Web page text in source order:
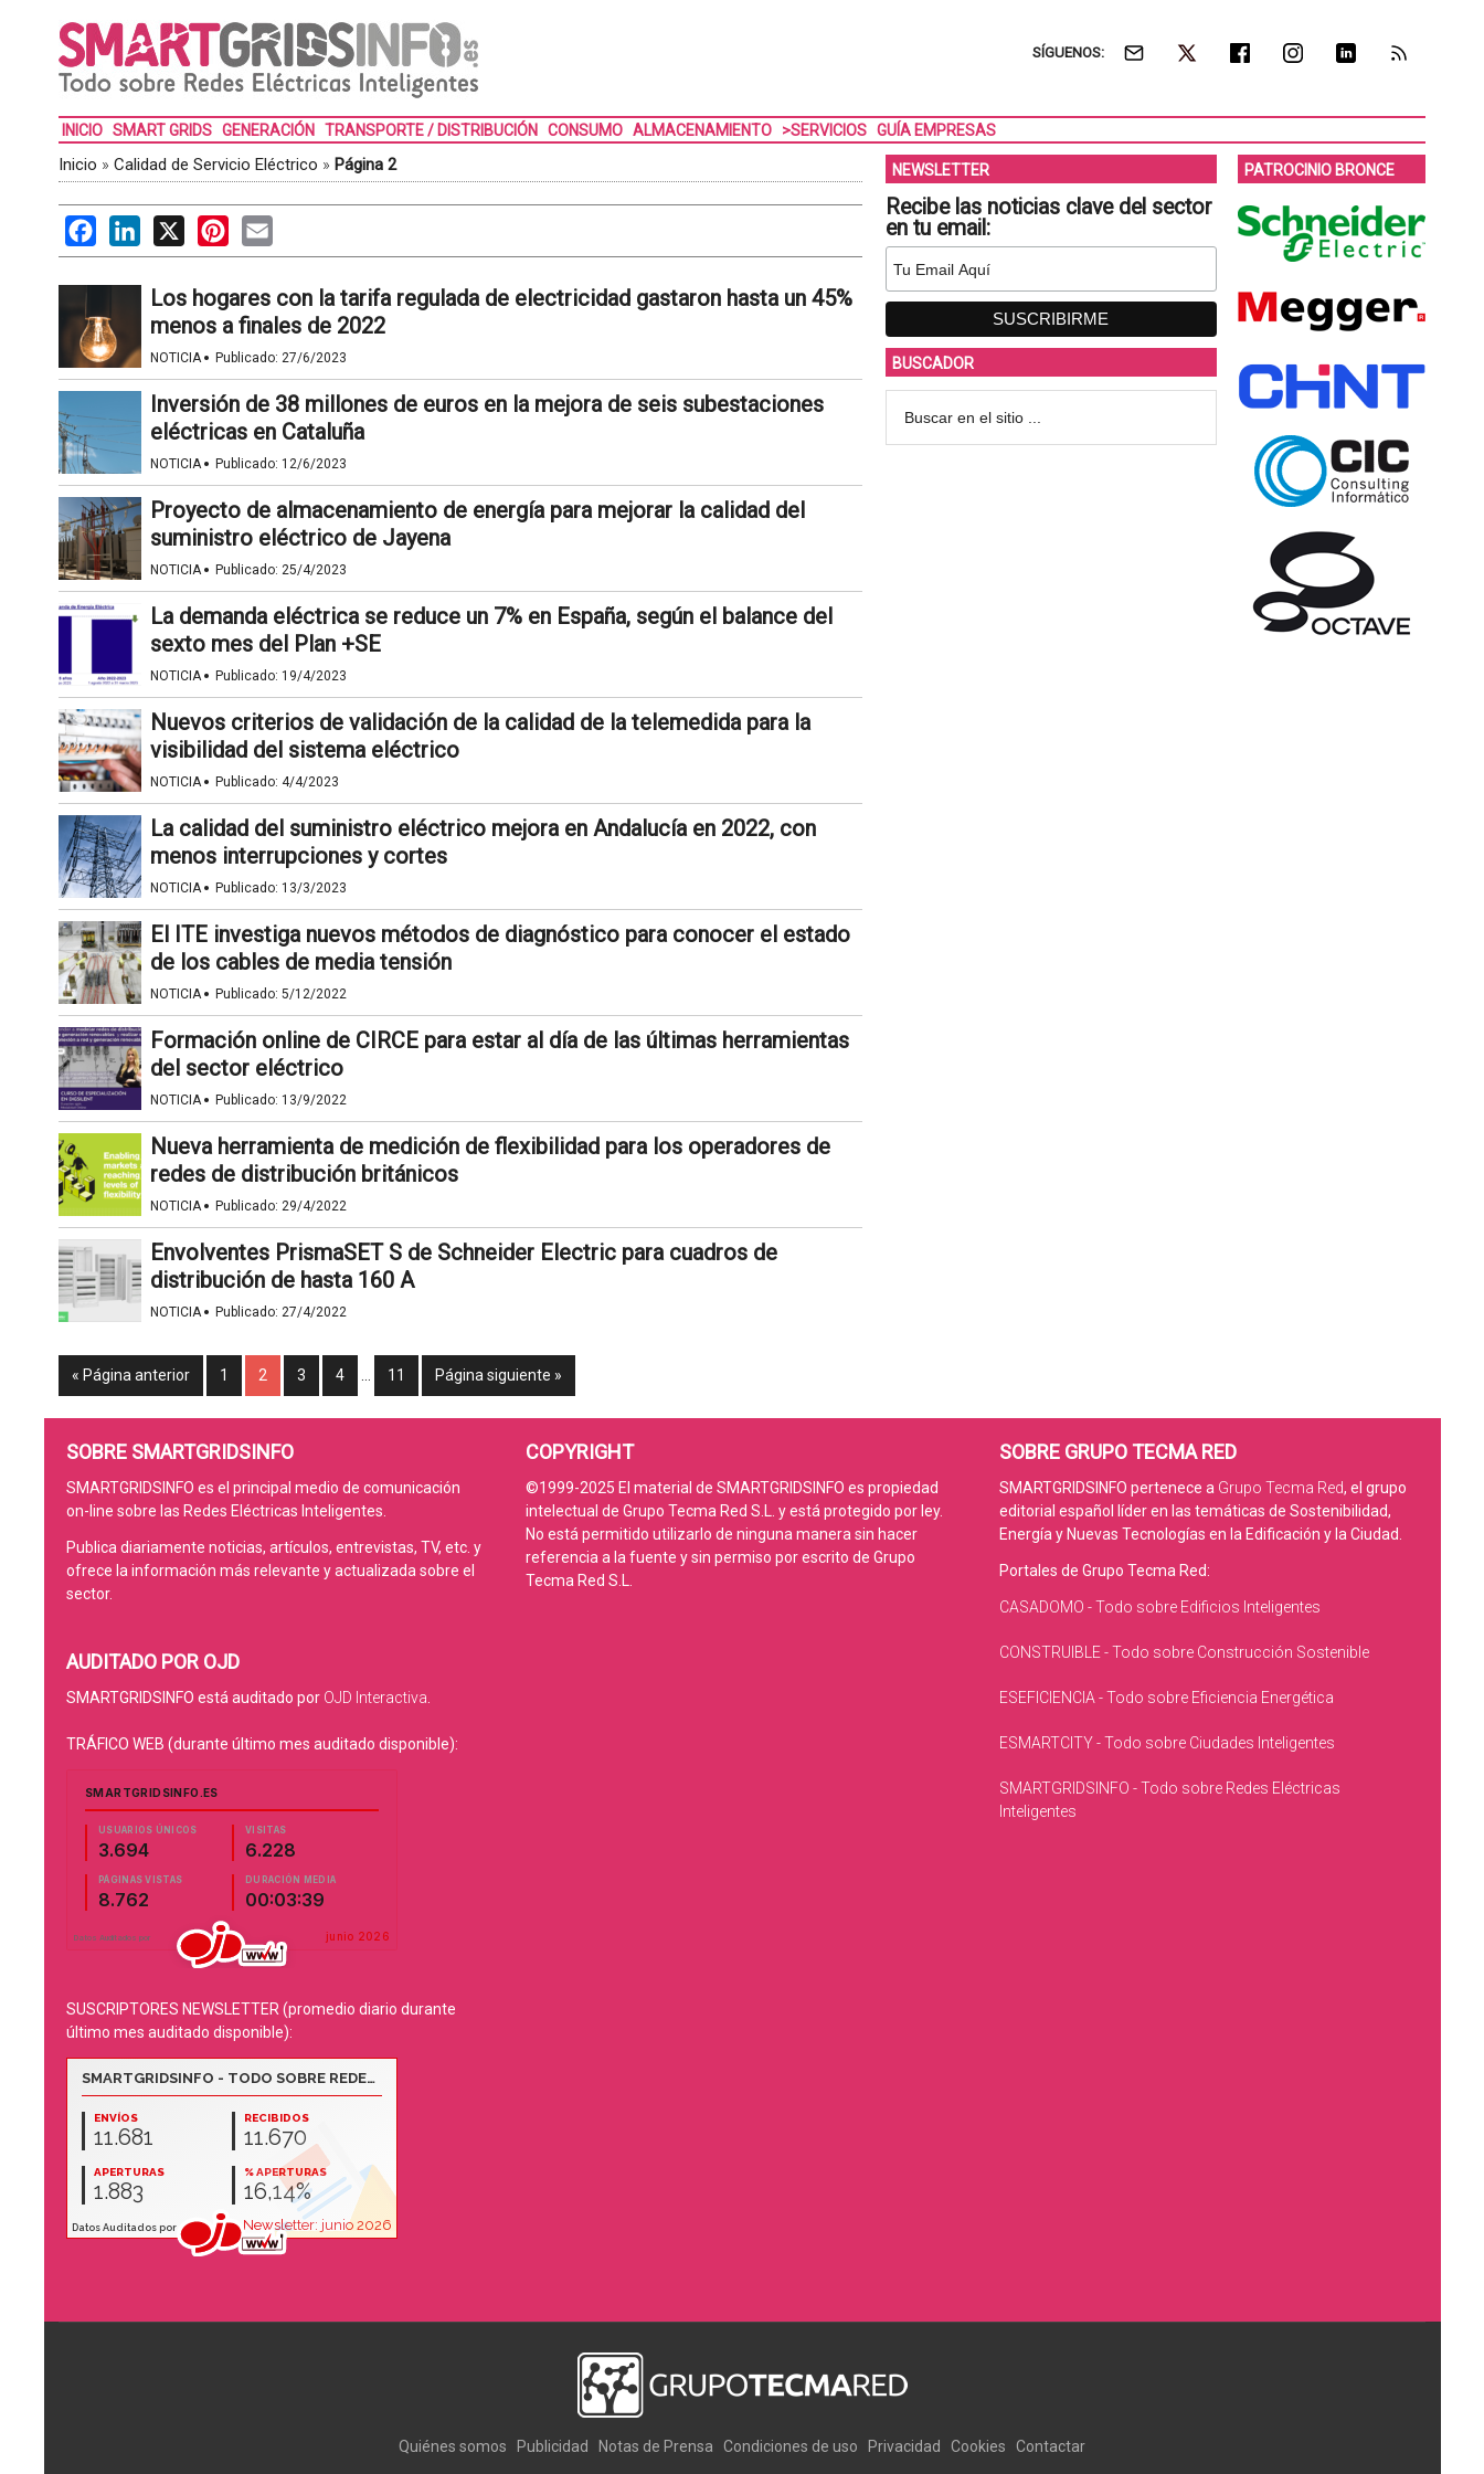
SÍGUENOS:
INICIO SMART GRIDS GENERACIÓN TRANSPORTE / DISTRIBUCIÓN CONSUMO ALMACENAMIENTO >SERVICIOS GUÍA EMPRESAS
Inicio » Calidad de Servicio Eléctrico » Página 2
FacebookLinkedIn
X PinterestEmail
Los hogares con la tarifa regulada de electricidad gastaron hasta un 45%
menos a finales de 2022
NOTICIA· Publicado: 27/6/2023
Inversión de 38 millones de euros en la mejora de seis subestaciones
eléctricas en Cataluña
NOTICIA· Publicado: 12/6/2023
Proyecto de almacenamiento de energía para mejorar la calidad del
suministro eléctrico de Jayena
NOTICIA· Publicado: 25/4/2023
La demanda eléctrica se reduce un 7% en España, según el balance del
sexto mes del Plan +SE
NOTICIA· Publicado: 19/4/2023
Nuevos criterios de validación de la calidad de la telemedida para la
visibilidad del sistema eléctrico
NOTICIA· Publicado: 4/4/2023
La calidad del suministro eléctrico mejora en Andalucía en 2022, con
menos interrupciones y cortes
NOTICIA· Publicado: 13/3/2023
El ITE investiga nuevos métodos de diagnóstico para conocer el estado
de los cables de media tensión
NOTICIA· Publicado: 5/12/2022
Formación online de CIRCE para estar al día de las últimas herramientas
del sector eléctrico
NOTICIA· Publicado: 13/9/2022
Nueva herramienta de medición de flexibilidad para los operadores de
redes de distribución británicos
NOTICIA· Publicado: 29/4/2022
Envolventes PrismaSET S de Schneider Electric para cuadros de
distribución de hasta 160 A
NOTICIA· Publicado: 27/4/2022
« Página anterior 1 2 3 4 11 Página siguiente »
NEWSLETTER
Recibe las noticias clave del sector
en tu email:
BUSCADOR
PATROCINIO BRONCE
SOBRE SMARTGRIDSINFO
SMARTGRIDSINFO es el principal medio de comunicación
on-line sobre las Redes Eléctricas Inteligentes.
Publica diariamente noticias, artículos, entrevistas, TV, etc. y
ofrece la información más relevante y actualizada sobre el
sector.
AUDITADO POR OJD
SMARTGRIDSINFO está auditado por OJD Interactiva
TRÁFICO WEB (durante último mes auditado disponible):
SUSCRIPTORES NEWSLETTER (promedio diario durante
último mes auditado disponible):
COPYRIGHT
©1999-2025 El material de SMARTGRIDSINFO es propiedad
intelectual de Grupo Tecma Red S.L. y está protegido por ley.
No está permitido utilizarlo de ninguna manera sin hacer
referencia a la fuente y sin permiso por escrito de Grupo
Tecma Red S.L.
SOBRE GRUPO TECMA RED
SMARTGRIDSINFO pertenece a Grupo Tecma Red, el grupo
editorial español líder en las temáticas de Sostenibilidad,
Energía y Nuevas Tecnologías en la Edificación y la Ciudad.
Portales de Grupo Tecma Red:
CASADOMO - Todo sobre Edificios Inteligentes
CONSTRUIBLE - Todo sobre Construcción Sostenible
ESEFICIENCIA - Todo sobre Eficiencia Energética
ESMARTCITY - Todo sobre Ciudades Inteligentes
SMARTGRIDSINFO - Todo sobre Redes Eléctricas
Inteligentes
Quiénes somos Publicidad Notas de Prensa Condiciones de uso Privacidad Cookies Contactar